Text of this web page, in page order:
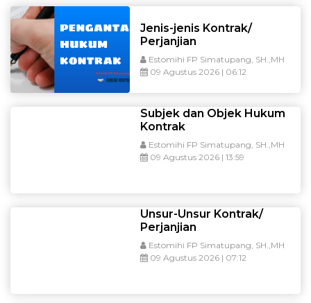
Jenis-jenis Kontrak/
Perjanjian
Estomihi FP Simatupang, SH.,MH
09 Agustus 2026 | 06:12
Subjek dan Objek Hukum
Kontrak
Estomihi FP Simatupang, SH.,MH
09 Agustus 2026 | 13:59
Unsur-Unsur Kontrak/
Perjanjian
Estomihi FP Simatupang, SH.,MH
09 Agustus 2026 | 07:12